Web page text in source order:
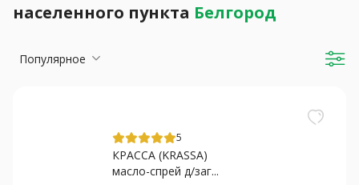
населенного пункта Белгород
Популярное
5
КРАССА (KRASSA)
масло-спрей д/заг...